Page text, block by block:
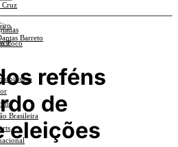
Cruz
Brasileira
Foco
Barreto
reféns
de
eleições